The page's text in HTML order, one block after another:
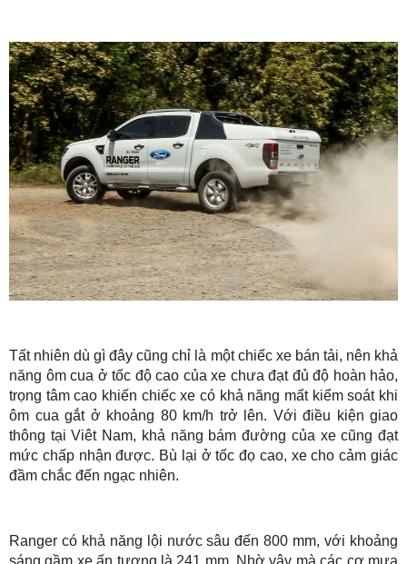
Tất nhiên dù gì đây cũng chỉ là một chiếc xe bán tải, nên khả
năng ôm cua ở tốc độ cao của xe chưa đạt đủ độ hoàn hảo,
trọng tâm cao khiến chiếc xe có khả năng mất kiểm soát khi
ôm cua gắt ở khoảng 80 km/h trở lên. Với điều kiện giao
thông tại Viêt Nam, khả năng bám đường của xe cũng đạt
mức chấp nhận được. Bù lại ở tốc đọ cao, xe cho cảm giác
đầm chắc đến ngạc nhiên.
Ranger có khả năng lội nước sâu đến 800 mm, với khoảng